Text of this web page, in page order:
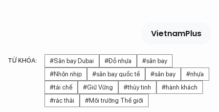
VietnamPlus
TỪ KHÓA: #Sân bay Dubai #Đồ nhựa
#sân bay
#Nhộn nhịp
#sân bay quốc tế #sân bay
#nhựa
#tái chế
#Giữ Vững #thủy tinh
#hành khách
#rác thải
#Môi trường Thế giới